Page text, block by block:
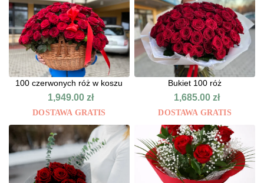
100 czerwonych róż w koszu
1,949.00zł
DOSTAWA GRATIS
Bukiet 100 róż
1,685.00 zł
DOSTAWA GRATIS